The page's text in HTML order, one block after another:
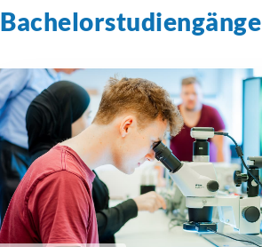
Bachelorstudiengänge